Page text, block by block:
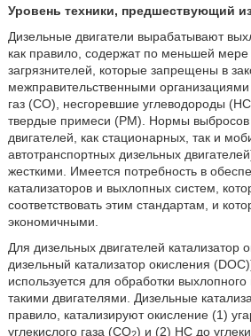
Уровень техники, предшествующий
Дизельные двигатели вырабатывают
как правило, содержат по меньшей мере
загрязнителей, которые запрещены в
межправительственными
газ (CO), несгоревшие углеводороды
твердые примеси (PM). Нормы выбросов
двигателей, как стационарных, так и
автотранспортных дизельных
жесткими. Имеется потребность в
катализаторов и выхлопных систем,
соответствовать этим стандартам, и
экономичными.
Для дизельных двигателей катализатор
дизельный катализатор окисления
используется для обработки
такими двигателями. Дизельные
правило, катализируют окисление (1)
углекислого газа (CO ) и (2) HC до